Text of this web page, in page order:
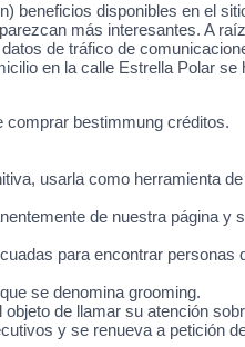
beneficios disponibles en el
más interesantes. A
de tráfico de
en la calle Estrella Polar
comprar bestimmung créditos.
usarla como herramienta
de nuestra página y
para encontrar personas
se denomina grooming.
de llamar su atención
y se renueva a petición